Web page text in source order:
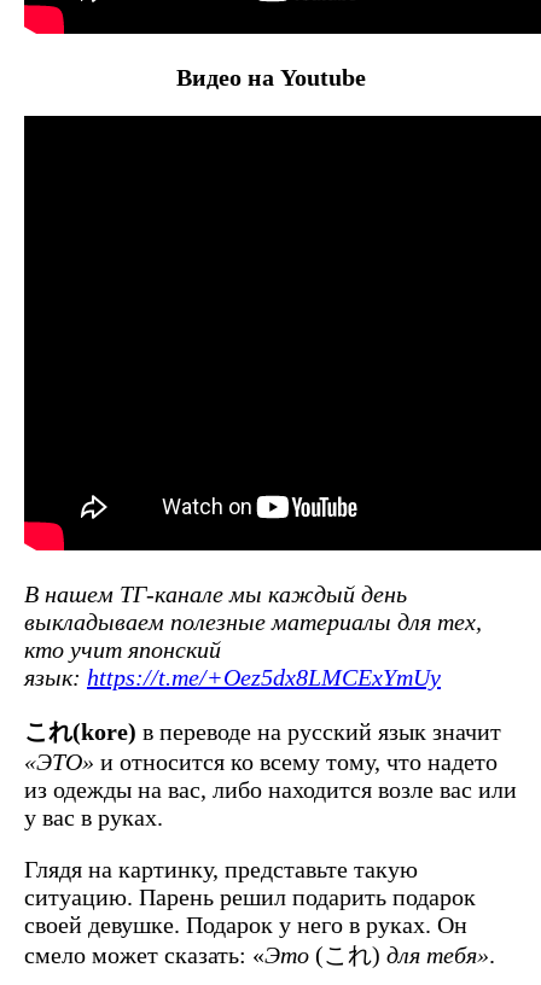
Видео на Youtube
В нашем ТГ-канале мы каждый день
выкладываем полезные материалы для тех,
кто учит японский
язык: https://t.me/+Oez5dx8LMCExYmUy
これ(kore) в переводе на русский язык значит
«ЭТО» и относится ко всему тому, что надето
из одежды на вас, либо находится возле вас или
у вас в руках.
Глядя на картинку, представьте такую
ситуацию. Парень решил подарить подарок
своей девушке. Подарок у него в руках. Он
смело может сказать: «Это (これ) для тебя».